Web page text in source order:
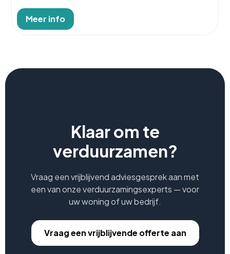
Meer info
Klaar om te
verduurzamen?
Vraag een vrijblijvend adviesgesprek aan met
een van onze verduurzamingsexperts — voor
uw woning of uw bedrijf.
Vraag een vrijblijvende offerte aan